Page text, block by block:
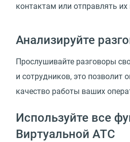
контактам или отправлять
Анализируйте
Прослушивайте разговоры
и сотрудников, это позволит
качество работы ваших
Используйте все
Виртуальной АТС